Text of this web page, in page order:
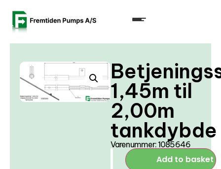
1,45m til
2,00m
tankdybde
Varenummer: 1085646
Add to basket